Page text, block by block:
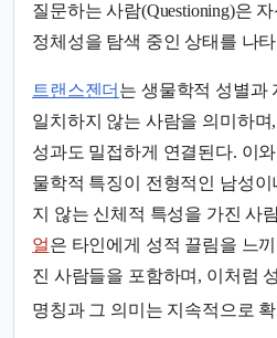
질문하는 사람(Questioning)은
정체성을 탐색 중인 상태를 나
트랜스젠더 는 생물학적 성별과
일치하지 않는 사람을 의미하며
성과도 밀접하게 연결된다. 이
물학적 특징이 전형적인 남성
지 않는 신체적 특성을 가진 사
얼은 타인에게 성적 끌림을 느
진 사람들을 포함하며, 이처럼
명칭과 그 의미는 지속적으로